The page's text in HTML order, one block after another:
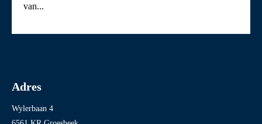
van...
Adres
Wylerbaan 4